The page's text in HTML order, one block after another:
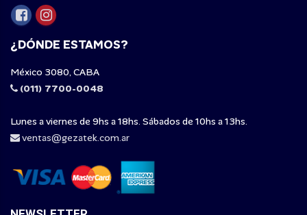
¿DÓNDE ESTAMOS?
México 3080, CABA
(011) 7700-0048
Lunes a viernes de 9hs a 18hs. Sábados de 10hs a 13hs.
ventas@gezatek.com.ar